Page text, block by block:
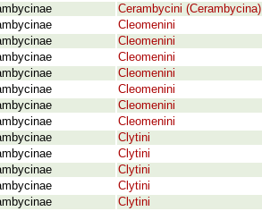
Cerambycini (Cerambycina)
Cleomenini
Cleomenini
Cleomenini
Cleomenini
Cleomenini
Cleomenini
Cleomenini
Clytini
Clytini
Clytini
Clytini
Clytini